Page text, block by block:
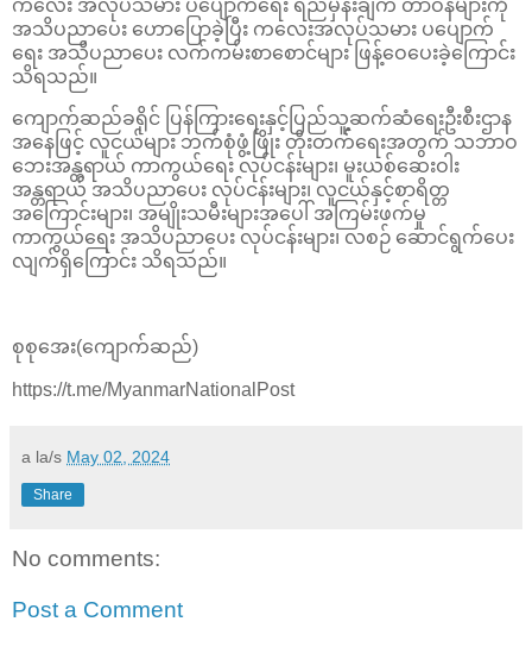
ကလေး အလုပ်သမား ပပျောက်ရေး ရည်မှန်းချက် တာဝန်များကို
အသိပညာပေး ဟောပြောခဲ့ပြီး ကလေးအလုပ်သမား ပပျောက်
ရေး အသိပညာပေး လက်ကမ်းစာစောင်များ ဖြန့်ဝေပေးခဲ့ကြောင်း
သိရသည်။
ကျောက်ဆည်ခရိုင် ပြန်ကြားရေးနှင့်ပြည်သူ့ဆက်ဆံရေးဦးစီးဌာန
အနေဖြင့် လူငယ်များ ဘက်စုံဖွံ့ဖြိုး တိုးတက်ရေးအတွက် သဘာဝ
ဘေးအန္တရာယ် ကာကွယ်ရေး လုပ်ငန်းများ၊ မူးယစ်ဆေးဝါး
အန္တရာယ် အသိပညာပေး လုပ်ငန်းများ၊ လူငယ်နှင့်စာရိတ္တ
အကြောင်းများ၊ အမျိုးသမီးများအပေါ် အကြမ်းဖက်မှု
ကာကွယ်ရေး အသိပညာပေး လုပ်ငန်းများ၊ လစဉ် ဆောင်ရွက်ပေး
လျက်ရှိကြောင်း သိရသည်။
စုစုအေး(ကျောက်ဆည်)
https://t.me/MyanmarNationalPost
a la/s May 02, 2024
Share
No comments:
Post a Comment